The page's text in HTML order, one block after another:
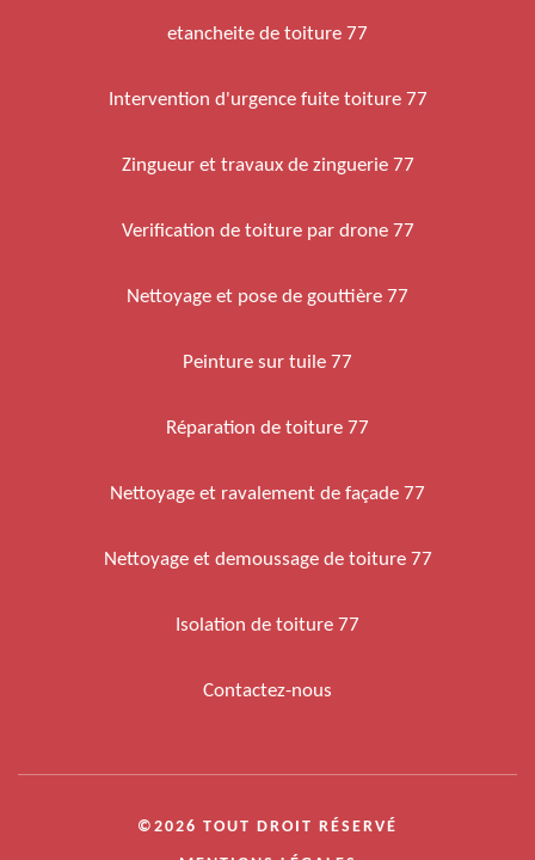
etancheite de toiture 77
Intervention d'urgence fuite toiture 77
Zingueur et travaux de zinguerie 77
Verification de toiture par drone 77
Nettoyage et pose de gouttière 77
Peinture sur tuile 77
Réparation de toiture 77
Nettoyage et ravalement de façade 77
Nettoyage et demoussage de toiture 77
Isolation de toiture 77
Contactez-nous
©2026 TOUT DROIT RÉSERVÉ